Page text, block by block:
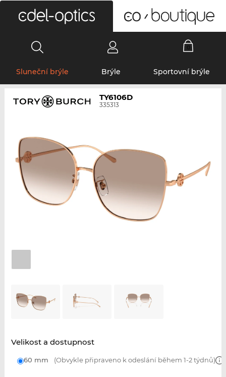
Sluneční brýle Brýle Sportovní brýle
TY6106D
335313
Velikost a dostupnost
60 mm (Obvykle připraveno k odeslání během 1-2 týdnů)